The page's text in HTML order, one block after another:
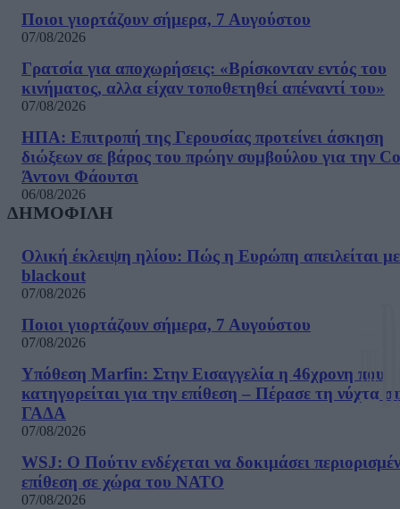
Ποιοι γιορτάζουν σήμερα, 7 Αυγούστου
07/08/2026
Γρατσία για αποχωρήσεις: «Bρίσκονταν εντός του
κινήματος, αλλα είχαν τοποθετηθεί απέναντί του»
07/08/2026
ΗΠΑ: Επιτροπή της Γερουσίας προτείνει άσκηση
διώξεων σε βάρος του πρώην συμβούλου για την
Άντονι Φάουτσι
06/08/2026
ΔΗΜΟΦΙΛΗ
Ολική έκλειψη ηλίου: Πώς η Ευρώπη απειλείται με
blackout
07/08/2026
Ποιοι γιορτάζουν σήμερα, 7 Αυγούστου
07/08/2026
Υπόθεση Marfin: Στην Εισαγγελία η 46χρονη που
κατηγορείται για την επίθεση – Πέρασε τη νύχτα
ΓΑΔΑ
07/08/2026
WSJ: Ο Πούτιν ενδέχεται να δοκιμάσει
επίθεση σε χώρα του ΝΑΤΟ
07/08/2026